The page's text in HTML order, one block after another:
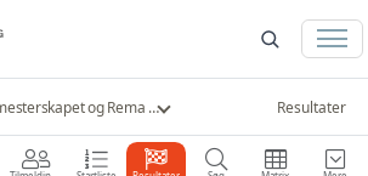
og Rema 1000 Moberg Cup 2024Resultater